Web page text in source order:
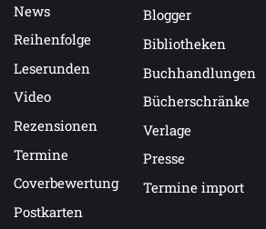
News
Reihenfolge
Leserunden
Video
Rezensionen
Termine
Coverbewertung
Postkarten
Blogger
Bibliotheken
Buchhandlungen
Bücherschränke
Verlage
Presse
Termine import